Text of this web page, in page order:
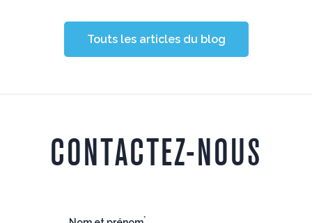
Touts les articles du blog
CONTACTEZ-NOUS
*